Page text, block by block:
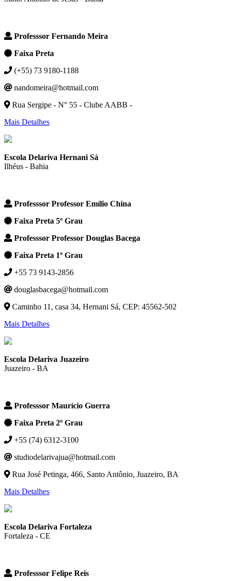
Professsor Fernando Meira
Faixa Preta
(+55) 73 9180-1188
nandomeira@hotmail.com
Rua Sergipe - N° 55 - Clube AABB -
Mais Detalhes
Escola Delariva Hernani Sá
Ilhéus - Bahia
Professsor Professor Emílio China
Faixa Preta 5º Grau
Professsor Professor Douglas Bacega
Faixa Preta 1º Grau
+55 73 9143-2856
douglasbacega@hotmail.com
Caminho 11, casa 34, Hernani Sá, CEP: 45562-502
Mais Detalhes
Escola Delariva Juazeiro
Juazeiro - BA
Professsor Maurício Guerra
Faixa Preta 2º Grau
+55 (74) 6312-3100
studiodelarivajua@hotmail.com
Rua José Petinga, 466, Santo Antônio, Juazeiro, BA
Mais Detalhes
Escola Delariva Fortaleza
Fortaleza - CE
Professsor Felipe Reis